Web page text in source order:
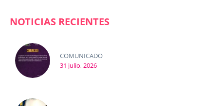
NOTICIAS RECIENTES
COMUNICADO
31 julio, 2026